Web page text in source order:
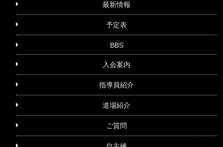
最新情報
予定表
BBS
入会案内
指導員紹介
道場紹介
ご質問